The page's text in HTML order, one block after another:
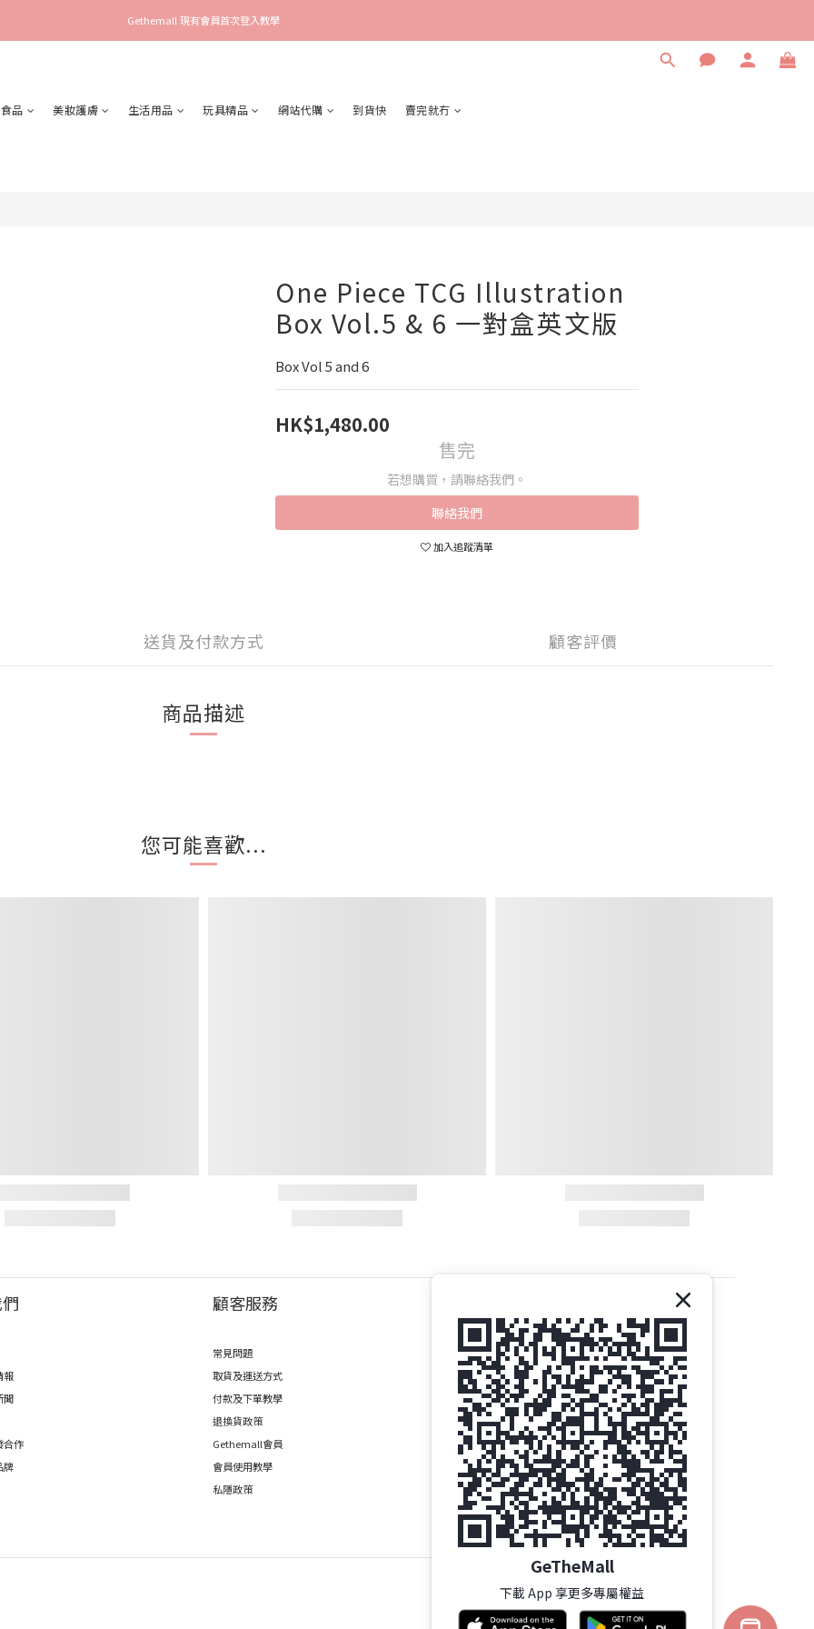
Gethemall 現有會員首次登入教學
食品 美妝護膚 生活用品 玩具精品 網站代購 到貨快 賣完就冇
One Piece TCG Illustration
Box Vol.5 & 6 一對盒英文版
Box Vol 5 and 6
HK$1,480.00
售完
若想購買，請聯絡我們。
聯絡我們
加入追蹤清單
送貨及付款方式 顧客評價
商品描述
您可能喜歡...
報
聞
合作
牌
顧客服務
常見問題
取貨及運送方式
付款及下單教學
退換貨政策
Gethemall會員
會員使用教學
私隱政策
Gethemall (HK) Ltd
電話 | +852-35719437
電郵 | order@gtm.hk
Whatsapp |+852-63006144 /+852-98285740
Whatsapp 星期一至六 辦公時間 - 10:00至16:30
按此了解 旺角總店地址及營業時間
星期三 及 公眾假期 - 休息
GeTheMall
下載 App 享更多專屬權益